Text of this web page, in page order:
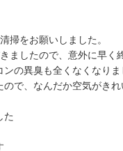
掃をお願いしました。
ましたので、意外に早く
の異臭も全くなくなりま
ので、なんだか空気がき
た